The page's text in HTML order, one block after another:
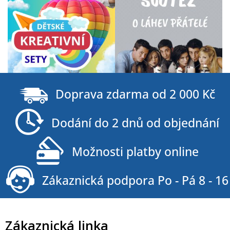
Zákaznická linka
Doprava zdarma od 2 000 Kč
Dodání do 2 dnů od objednání
Možnosti platby online
Zákaznická podpora Po - Pá 8 - 16